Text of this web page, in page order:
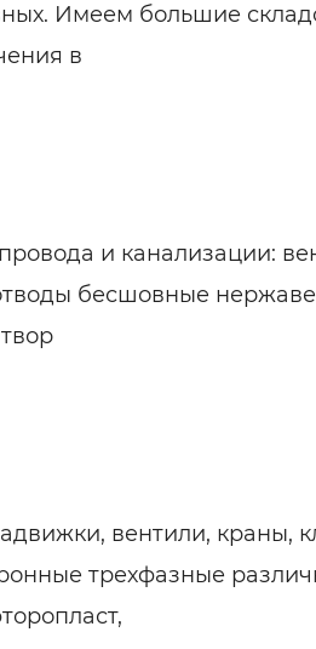
Имеем большие
в
и канализации:
бесшовные
вентили, краны,
трехфазные